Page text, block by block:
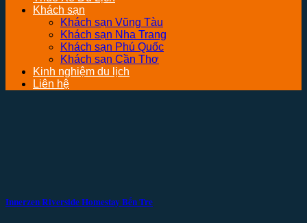
Khách sạn
Khách sạn Vũng Tàu
Khách sạn Nha Trang
Khách sạn Phú Quốc
Khách sạn Cần Thơ
Kinh nghiệm du lịch
Liên hệ
Innerzen Riverside Homestay Bến Tre